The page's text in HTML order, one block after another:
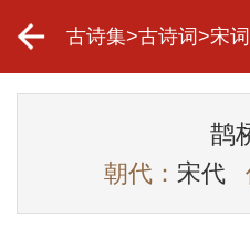
古诗集>古诗词 >宋
鹊
朝代： 宋代